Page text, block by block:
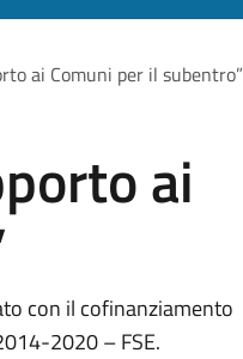
ai Comuni per il subentro”
ai
con il cofinanziamento
2020 – FSE.